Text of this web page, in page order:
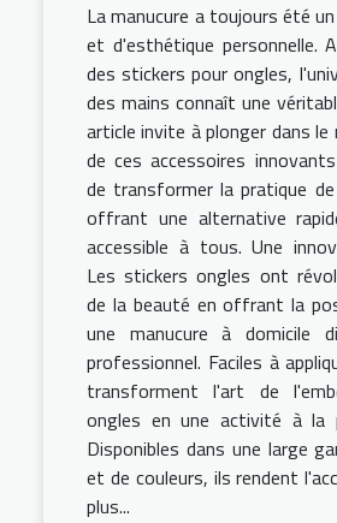
La manucure a toujours été
et d'esthétique personnelle.
des stickers pour ongles,
des mains connaît une
article invite à plonger dans
de ces accessoires
de transformer la pratique
offrant une alternative
accessible à tous. Une
Les stickers ongles ont
de la beauté en offrant la
une manucure à domicile
professionnel. Faciles à
transforment l'art de
ongles en une activité à la
Disponibles dans une large
et de couleurs, ils rendent
plus...